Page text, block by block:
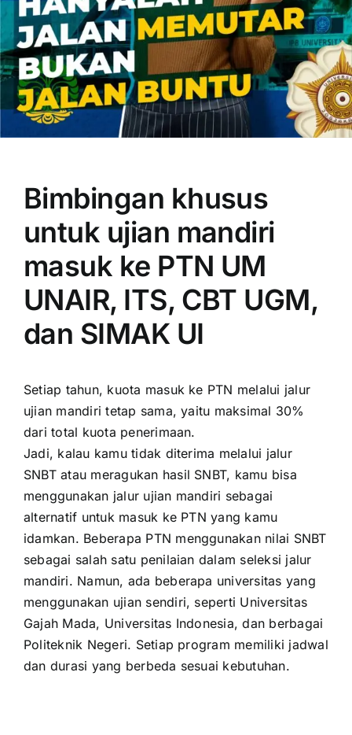
OUR PROGRAM
REGISTRATION
CONTACT US
Bimbingan khusus
untuk ujian mandiri
masuk ke PTN UM
UNAIR, ITS, CBT UGM,
dan SIMAK UI
Setiap tahun, kuota masuk ke PTN melalui jalur
ujian mandiri tetap sama, yaitu maksimal 30%
dari total kuota penerimaan.
Jadi, kalau kamu tidak diterima melalui jalur
SNBT atau meragukan hasil SNBT, kamu bisa
menggunakan jalur ujian mandiri sebagai
alternatif untuk masuk ke PTN yang kamu
idamkan. Beberapa PTN menggunakan nilai SNBT
sebagai salah satu penilaian dalam seleksi jalur
mandiri. Namun, ada beberapa universitas yang
menggunakan ujian sendiri, seperti Universitas
Gajah Mada, Universitas Indonesia, dan berbagai
Politeknik Negeri. Setiap program memiliki jadwal
dan durasi yang berbeda sesuai kebutuhan.